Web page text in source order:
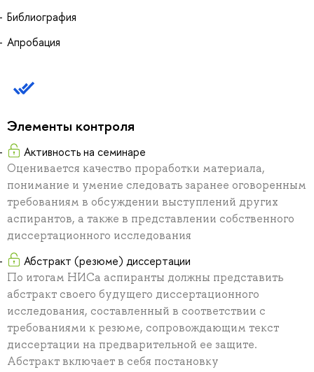
Библиография
Апробация
Элементы контроля
Активность на семинаре
Оценивается качество проработки материала,
понимание и умение следовать заранее оговоренным
требованиям в обсуждении выступлений других
аспирантов, а также в представлении собственного
диссертационного исследования
Абстракт (резюме) диссертации
По итогам НИСа аспиранты должны представить
абстракт своего будущего диссертационного
исследования, составленный в соответствии с
требованиями к резюме, сопровождающим текст
диссертации на предварительной ее защите.
Абстракт включает в себя постановку